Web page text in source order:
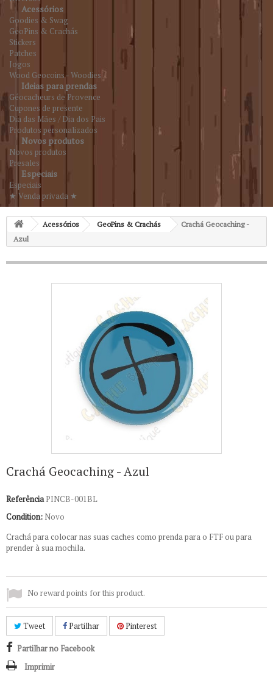
Acessórios
Goodies & Swag
GeoPins & Crachás
Stickers
Patches
Jogos
Wood Geocoins - Woodies
Ideias para prendas
Géocacheurs de Provence
Cupones de presente
Dia das Mães / Dia dos Pais
Produtos personalizados
Novos produtos
Novos produtos
Presales
Especiais
Especiais
★ Venda privada ★
Acessórios GeoPins & Crachás
Crachá Geocaching -
Azul
Crachá Geocaching - Azul
Referência PINCB-001BL
Condition: Novo
Crachá para colocar nas suas caches como prenda para o FTF ou para
prender à sua mochila.
No reward points for this product.
Tweet Partilhar Pinterest
Partilhar no Facebook
Imprimir